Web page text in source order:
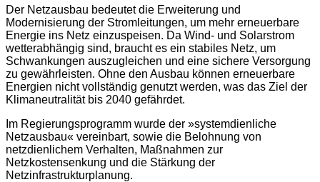
Der Netzausbau bedeutet die Erweiterung und
Modernisierung der Stromleitungen, um mehr erneuerbare
Energie ins Netz einzuspeisen. Da Wind- und Solarstrom
wetterabhängig sind, braucht es ein stabiles Netz, um
Schwankungen auszugleichen und eine sichere Versorgung
zu gewährleisten. Ohne den Ausbau können erneuerbare
Energien nicht vollständig genutzt werden, was das Ziel der
Klimaneutralität bis 2040 gefährdet.
Im Regierungsprogramm wurde der »systemdienliche
Netzausbau« vereinbart, sowie die Belohnung von
netzdienlichem Verhalten, Maßnahmen zur
Netzkostensenkung und die Stärkung der
Netzinfrastrukturplanung.